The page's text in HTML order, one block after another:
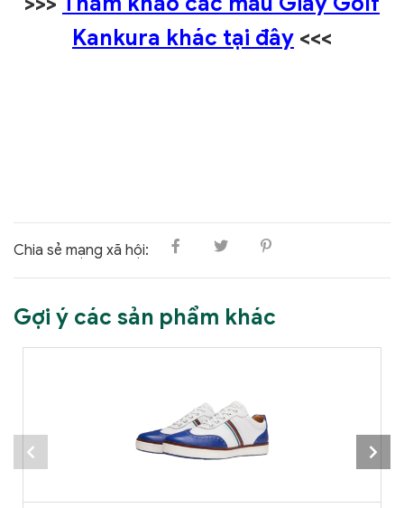
Kankura khác tại đây <<<
Chia sẻ mạng xã hội:
Gợi ý các sản phẩm khác